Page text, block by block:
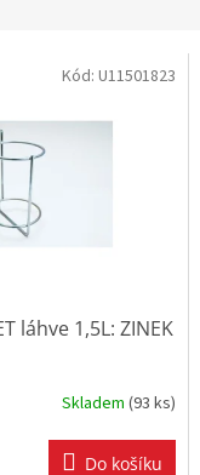
láhve 1,5L: ZINEK
Skladem (93 ks)
Do košíku
Kód: U11501823